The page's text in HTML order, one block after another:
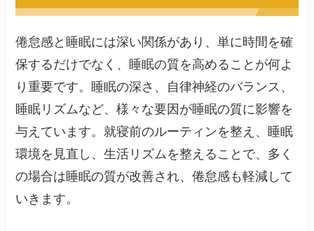
倦怠感と睡眠には深い関係があり、単に時間を確
保するだけでなく、睡眠の質を高めることが何よ
り重要です。睡眠の深さ、自律神経のバランス、
睡眠リズムなど、様々な要因が睡眠の質に影響を
与えています。就寝前のルーティンを整え、睡眠
環境を見直し、生活リズムを整えることで、多く
の場合は睡眠の質が改善され、倦怠感も軽減して
いきます。